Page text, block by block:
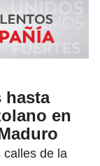
hasta
en
calles de la